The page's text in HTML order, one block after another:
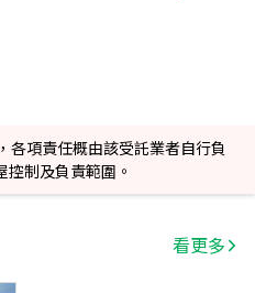
項責任概由該受託業者自行負
控制及負責範圍。
看更多